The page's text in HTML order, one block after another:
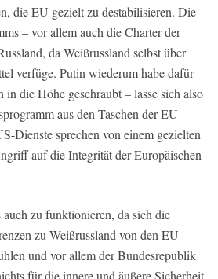
die EU gezielt zu destabilisieren. Die
– vor allem auch die Charter der
da Weißrussland selbst über
verfüge. Putin wiederum habe dafür
in die Höhe geschraubt – lasse sich also
aus den Taschen der EU-
Dienste sprechen von einem gezielten
auf die Integrität der Europäischen
auch zu funktionieren, da sich die
zu Weißrussland von den EU-
und vor allem der Bundesrepublik
für die innere und äußere Sicherheit